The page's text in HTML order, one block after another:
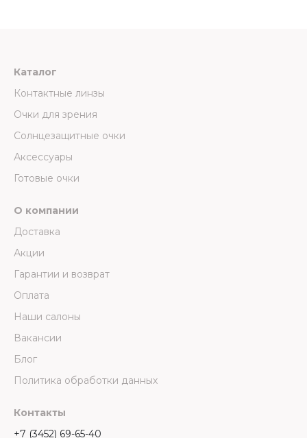
Каталог
Контактные линзы
Очки для зрения
Солнцезащитные очки
Аксессуары
Готовые очки
О компании
Доставка
Акции
Гарантии и возврат
Оплата
Наши салоны
Вакансии
Блог
Политика обработки данных
Контакты
+7 (3452) 69-65-40